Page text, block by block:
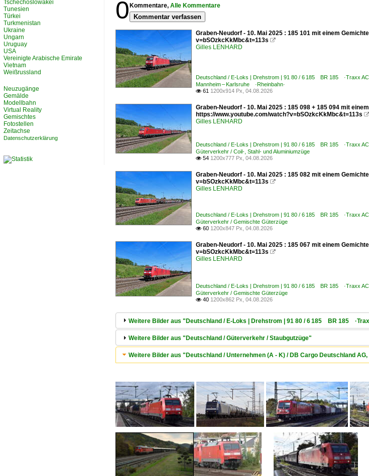
0 Kommentare, Alle Kommentare
Kommentar verfassen
Graben-Neudorf - 10. Mai 2025 : 185 101 mit einem
v=bSOzkcKkMbc&t=113s 
Gilles LENHARD
Deutschland / E-Loks | Drehstrom | 91 80 / 6 185 BR 185 ·Traxx
Mannheim – Karlsruhe ·Rheinbahn·
 61 1200x914 Px, 04.08.2026
Graben-Neudorf - 10. Mai 2025 : 185 098 + 185 094 mit
https://www.youtube.com/watch?v=bSOzkcKkMbc&t=113s 
Gilles LENHARD
Deutschland / E-Loks | Drehstrom | 91 80 / 6 185 BR 185 ·Traxx
Güterverkehr / Coil-, Stahl- und Aluminiumzüge
 54 1200x777 Px, 04.08.2026
Graben-Neudorf - 10. Mai 2025 : 185 082 mit einem
v=bSOzkcKkMbc&t=113s 
Gilles LENHARD
Deutschland / E-Loks | Drehstrom | 91 80 / 6 185 BR 185 ·Traxx
Güterverkehr / Gemischte Güterzüge
 60 1200x847 Px, 04.08.2026
Graben-Neudorf - 10. Mai 2025 : 185 067 mit einem
v=bSOzkcKkMbc&t=113s 
Gilles LENHARD
Deutschland / E-Loks | Drehstrom | 91 80 / 6 185 BR 185 ·Traxx
Güterverkehr / Gemischte Güterzüge
 40 1200x862 Px, 04.08.2026
Weitere Bilder aus "Deutschland / E-Loks | Drehstrom | 91 80 / 6 185 BR 185
Weitere Bilder aus "Deutschland / Güterverkehr / Staubgutzüge"
Weitere Bilder aus "Deutschland / Unternehmen (A - K) / DB Cargo Deutschland
Tschechoslowakei
Tunesien
Türkei
Turkmenistan
Ukraine
Ungarn
Uruguay
USA
Vereinigte Arabische Emirate
Vietnam
Weißrussland
Neuzugänge
Gemälde
Modellbahn
Virtual Reality
Gemischtes
Fotostellen
Zeitachse
Datenschutzerklärung